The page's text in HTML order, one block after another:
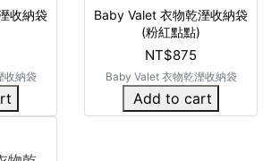
收納袋
收納袋
Baby Valet 衣物乾溼收納袋
(粉紅點點)
NT$875
Baby Valet 衣物乾溼收納袋
Add to cart